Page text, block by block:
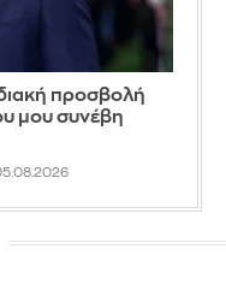
προσβολή
μου συνέβη